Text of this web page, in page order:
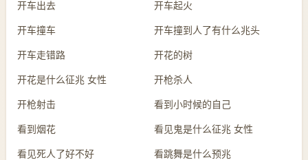
开车出去 开车起火
开车撞车 开车撞到人了有什么兆头
开车走错路 开花的树
开花是什么征兆 女性 开枪杀人
开枪射击 看到小时候的自己
看到烟花 看见鬼是什么征兆 女性
看见死人了好不好 看跳舞是什么预兆